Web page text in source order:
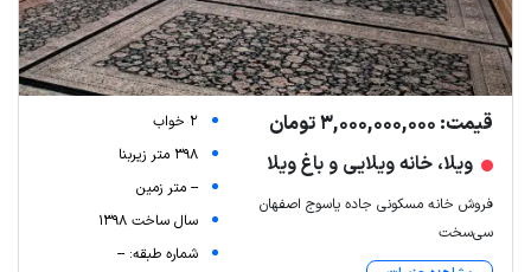
قیمت: 3,000,000,000 تومان
ویلا، خانه ویلایی و باغ ویلا
فروش خانه مسکونی جاده یاسوج اصفهان
سی‌سخت
2 خواب
398 متر زیربنا
-- متر زمین
سال ساخت 1398
شماره طبقه: --